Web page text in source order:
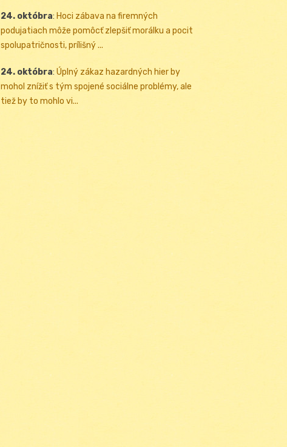
24. októbra: Hoci zábava na firemných
podujatiach môže pomôcť zlepšiť morálku a pocit
spolupatričnosti, prílišný ...
24. októbra: Úplný zákaz hazardných hier by
mohol znížiť s tým spojené sociálne problémy, ale
tiež by to mohlo vi...